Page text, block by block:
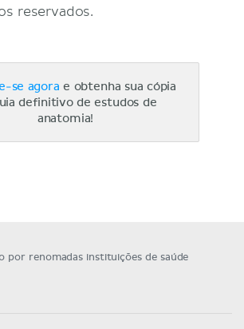
reservados.
se agora e obtenha sua cópia
definitivo de estudos de
anatomia!
por renomadas instituições de saúde